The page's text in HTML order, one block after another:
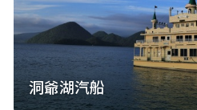
洞爺湖汽船